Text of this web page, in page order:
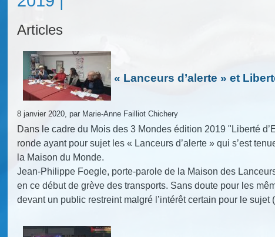
Articles
« Lanceurs d’alerte » et
8 janvier 2020, par Marie-Anne Failliot Chichery
Dans le cadre du Mois des 3 Mondes édition 2019 "Liberté
ronde ayant pour sujet les « Lanceurs d’alerte » qui s’est
la Maison du Monde.
Jean-Philippe Foegle, porte-parole de la Maison des
en ce début de grève des transports. Sans doute pour les
devant un public restreint malgré l’intérêt certain pour le